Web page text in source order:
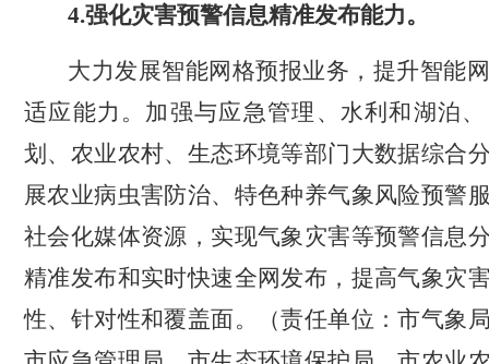
4.强化灾害预警信息精准发布能力。
大力发展智能网格预报业务，提升智能
适应能力。加强与应急管理、水利和湖泊
划、农业农村、生态环境等部门大数据综合
展农业病虫害防治、特色种养气象风险预警
社会化媒体资源，实现气象灾害等预警信息
精准发布和实时快速全网发布，提高气象灾
性、针对性和覆盖面。（责任单位：市气象